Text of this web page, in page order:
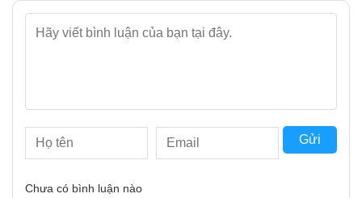
Gửi
Chưa có bình luận nào